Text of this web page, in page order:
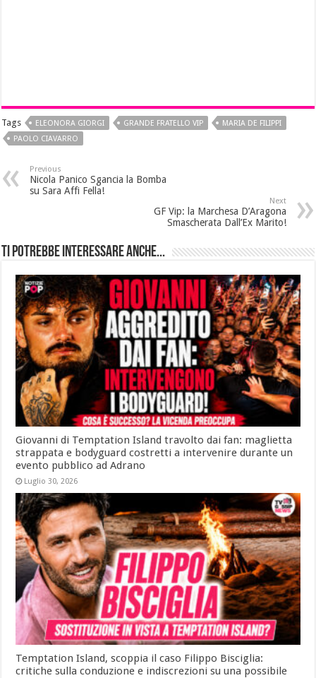
Tags ELEONORA GIORGI GRANDE FRATELLO VIP
MARIA DE FILIPPI
PAOLO CIAVARRO
Previous
Nicola Panico Sgancia la Bomba
su Sara Affi Fella!
Next
GF Vip: la Marchesa D’Aragona
Smascherata Dall’Ex Marito!
Ti potrebbe interessare anche...
Giovanni di Temptation Island travolto dai fan: maglietta
strappata e bodyguard costretti a intervenire durante un
evento pubblico ad Adrano
Luglio 30, 2026
Temptation Island, scoppia il caso Filippo Bisciglia:
critiche sulla conduzione e indiscrezioni su una possibile